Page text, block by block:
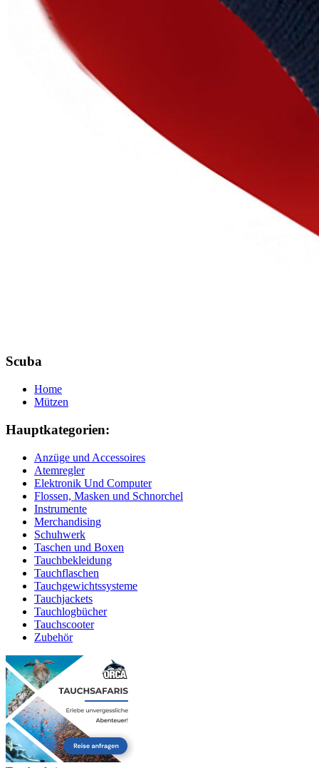
Scuba
Home
Mützen
Hauptkategorien:
Anzüge und Accessoires
Atemregler
Elektronik Und Computer
Flossen, Masken und Schnorchel
Instrumente
Merchandising
Schuhwerk
Taschen und Boxen
Tauchbekleidung
Tauchflaschen
Tauchgewichtssysteme
Tauchjackets
Tauchlogbücher
Tauchscooter
Zubehör